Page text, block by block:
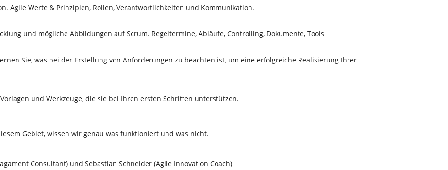
Agile Werte & Prinzipien, Rollen, Verantwortlichkeiten und Kommunikation.
und mögliche Abbildungen auf Scrum. Regeltermine, Abläufe, Controlling, Dokumente, Tools
Sie, was bei der Erstellung von Anforderungen zu beachten ist, um eine erfolgreiche Realisierung Ihrer
und Werkzeuge, die sie bei Ihren ersten Schritten unterstützen.
Gebiet, wissen wir genau was funktioniert und was nicht.
Consultant) und Sebastian Schneider (Agile Innovation Coach)